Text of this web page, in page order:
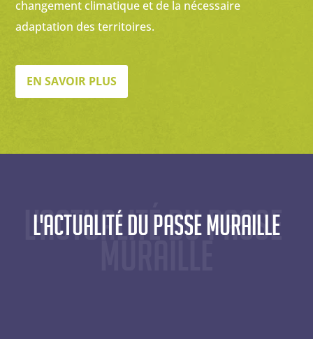
changement climatique et de la nécessaire
adaptation des territoires.
EN SAVOIR PLUS
L'actualité du Passe
L'actualité du Passe Muraille